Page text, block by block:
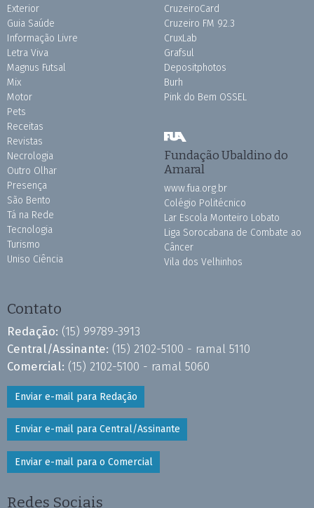
Exterior
Guia Saúde
Informação Livre
Letra Viva
Magnus Futsal
Mix
Motor
Pets
Receitas
Revistas
Necrologia
Outro Olhar
Presença
São Bento
Tá na Rede
Tecnologia
Turismo
Uniso Ciência
CruzeiroCard
Cruzeiro FM 92.3
CruxLab
Grafsul
Depositphotos
Burh
Pink do Bem OSSEL
Fundação Ubaldino do
Amaral
www.fua.org.br
Colégio Politécnico
Lar Escola Monteiro Lobato
Liga Sorocabana de Combate ao
Câncer
Vila dos Velhinhos
Contato
Redação: (15) 99789-3913
Central/Assinante: (15) 2102-5100 - ramal 5110
Comercial: (15) 2102-5100 - ramal 5060
Enviar e-mail para Redação
Enviar e-mail para Central/Assinante
Enviar e-mail para o Comercial
Redes Sociais